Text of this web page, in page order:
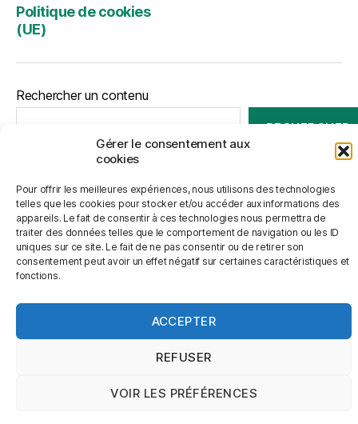
Gérer le consentement aux
cookies
Pour offrir les meilleures expériences, nous utilisons des technologies
telles que les cookies pour stocker et/ou accéder aux informations des
appareils. Le fait de consentir à ces technologies nous permettra de
traiter des données telles que le comportement de navigation ou les ID
uniques sur ce site. Le fait de ne pas consentir ou de retirer son
consentement peut avoir un effet négatif sur certaines caractéristiques et
fonctions.
ACCEPTER
REFUSER
VOIR LES PRÉFÉRENCES
Politique de cookies
(UE)
Rechercher un contenu
RECHERCHER
© 2026L'Agrion Risle Charentonne Haut↑